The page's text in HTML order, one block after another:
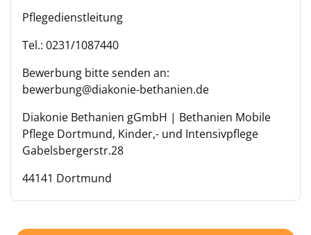
Pflegedienstleitung
Tel.: 0231/1087440
Bewerbung bitte senden an:
bewerbung@diakonie-bethanien.de
Diakonie Bethanien gGmbH | Bethanien Mobile
Pflege Dortmund, Kinder,- und Intensivpflege
Gabelsbergerstr.28
44141 Dortmund